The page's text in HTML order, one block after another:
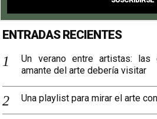
ENTRADAS RECIENTES
Un verano entre artistas:
amante del arte debería visitar
Una playlist para mirar el arte